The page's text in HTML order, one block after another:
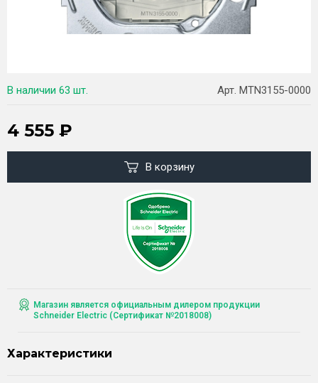
В наличии 63 шт. Арт. MTN3155-0000
4 555 ₽
В корзину
Магазин является официальным дилером продукции
Schneider Electric (Сертификат №2018008)
Характеристики